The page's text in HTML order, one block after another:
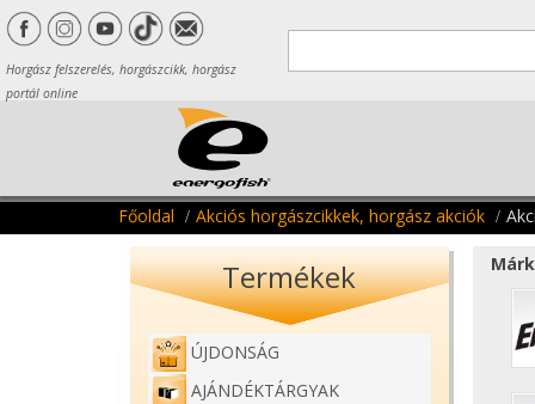
Horgász felszerelés, horgászcikk, horgász
portál online
Főoldal Akciós horgászcikkek, horgász akciók
Termékek
ÚJDONSÁG
AJÁNDÉKTÁRGYAK